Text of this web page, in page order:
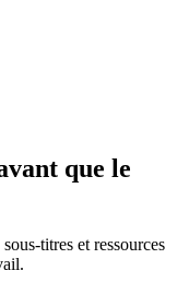
que le
titres et ressources